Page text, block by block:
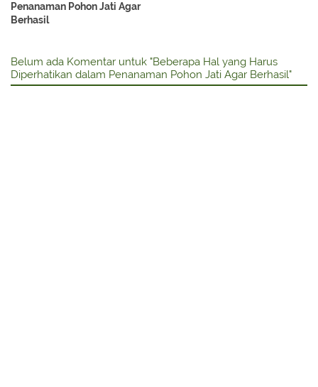
Penanaman Pohon Jati Agar
Berhasil
Belum ada Komentar untuk "Beberapa Hal yang Harus
Diperhatikan dalam Penanaman Pohon Jati Agar Berhasil"